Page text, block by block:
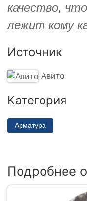
качество,
лежит кому
Источник
Авито
Категория
Арматура
Подробнее